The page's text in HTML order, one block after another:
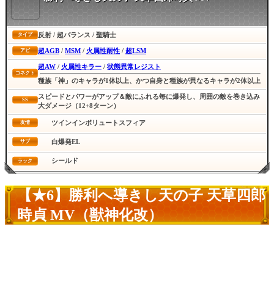
タイプ 反射 / 超バランス / 聖騎士
アビ 超AGB / MSM / 火属性耐性 / 超LSM
コネクト
超AW / 火属性キラー /状態異常レジスト
種族「神」のキャラが1体以上、かつ自身と種族が異なるキャラが2体以上
SS
スピードとパワーがアップ＆敵にふれる毎に爆発し、周囲の敵を巻き込み
大ダメージ（12+8ターン）
友情 ツインインボリュートスフィア
サブ 白爆発EL
ラック シールド
【★6】勝利へ導きし天の子 天草四郎
時貞 MV（獣神化改）